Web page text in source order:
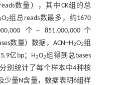
数量），其中CK组的总
O2组总reads数最多，约1670
个~ 851,000,000个
数量）数据，ACN+H2O2组
亿bp；H2O2组得到总bases
别统计了每个样本中4种核
少量N含量，数据表明6组样